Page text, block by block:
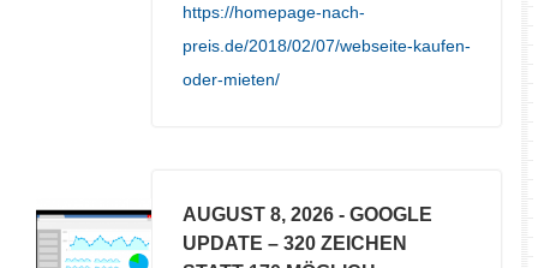
https://homepage-nach-
preis.de/2018/02/07/webseite-kaufen-
oder-mieten/
AUGUST 8, 2026 - GOOGLE
UPDATE – 320 ZEICHEN